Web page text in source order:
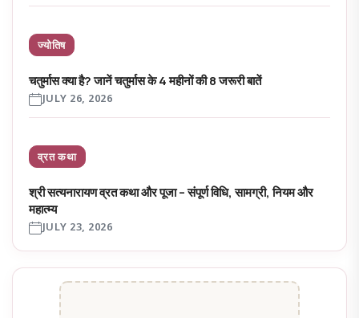
ज्योतिष
चतुर्मास क्या है? जानें चतुर्मास के 4 महीनों की 8 जरूरी बातें
JULY 26, 2026
व्रत कथा
श्री सत्यनारायण व्रत कथा और पूजा – संपूर्ण विधि, सामग्री, नियम और
महात्म्य
JULY 23, 2026